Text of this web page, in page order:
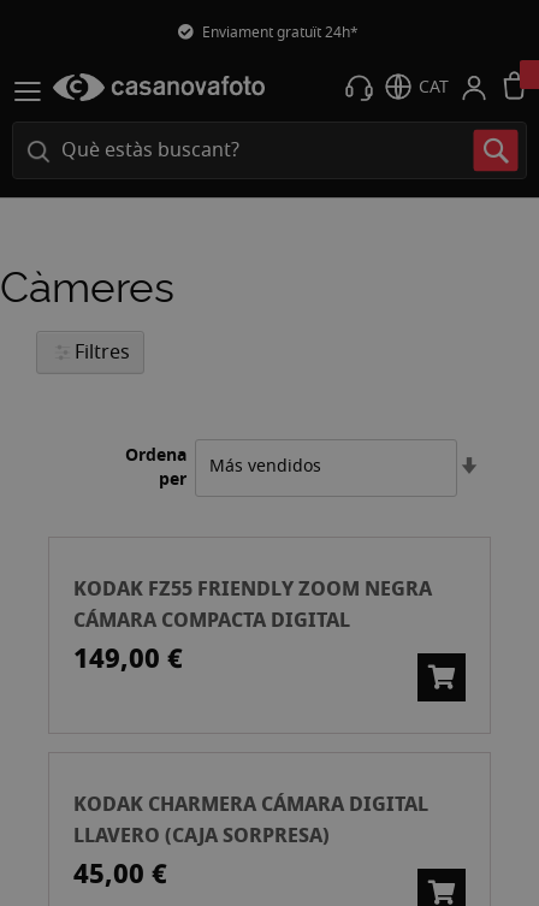
Enviament gratuït 24h*
CAT
Càmeres
Filtres
Ordena
per
KODAK FZ55 FRIENDLY ZOOM NEGRA
CÁMARA COMPACTA DIGITAL
149,00 €
KODAK CHARMERA CÁMARA DIGITAL
LLAVERO (CAJA SORPRESA)
45,00 €